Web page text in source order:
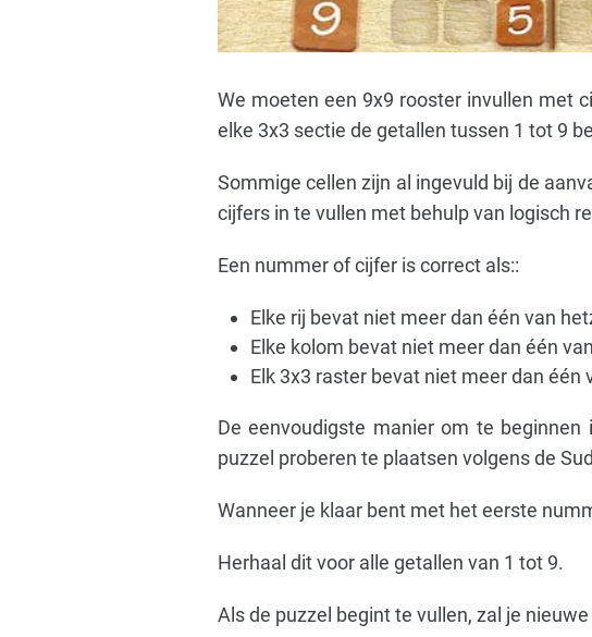
We moeten een 9x9 rooster invullen met
elke 3x3 sectie de getallen tussen 1 tot 9
Sommige cellen zijn al ingevuld bij de
cijfers in te vullen met behulp van logisch
Een nummer of cijfer is correct als::
Elke rij bevat niet meer dan één van
Elke kolom bevat niet meer dan één
Elk 3x3 raster bevat niet meer dan
De eenvoudigste manier om te
puzzel proberen te plaatsen volgens de
Wanneer je klaar bent met het eerste
Herhaal dit voor alle getallen van 1 tot 9.
Als de puzzel begint te vullen, zal je